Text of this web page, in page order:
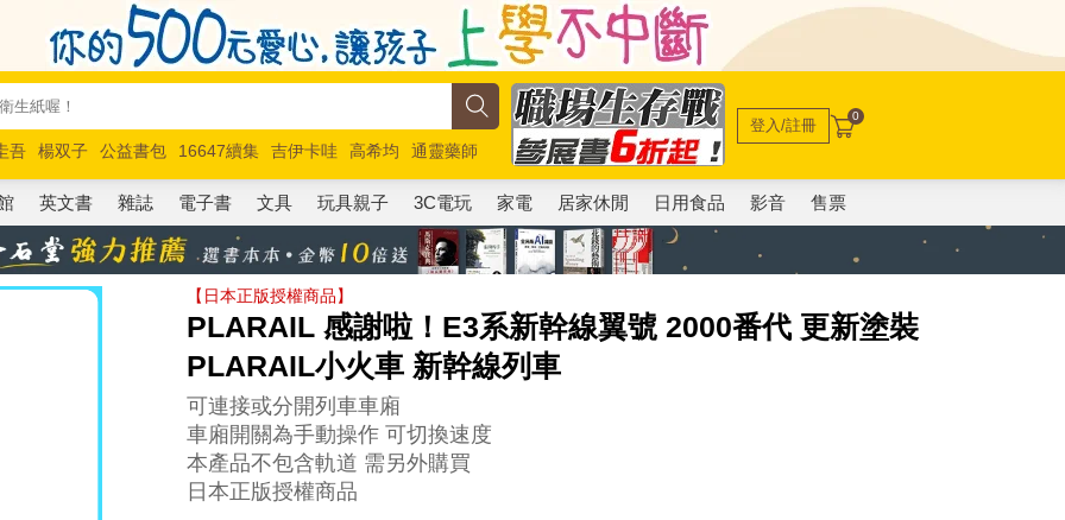
吾 楊双子 公益書包 16647續集 吉伊卡哇 高希均
通靈藥師
路邊攤新作
馬斯克 玩具總動員5 超慢跑
登入/註冊 0
英文書 雜誌 電子書 文具 玩具親子 3C電玩 家電 居家休閒 日用食品 影音 售票
【日本正版授權商品】
PLARAIL 感謝啦！E3系新幹線翼號 2000番代 更新塗裝
PLARAIL小火車 新幹線列車
可連接或分開列車車廂
車廂開關為手動操作 可切換速度
本產品不包含軌道 需另外購買
日本正版授權商品